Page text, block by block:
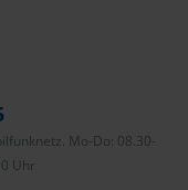
Mo-Do: 08.30-
Uhr